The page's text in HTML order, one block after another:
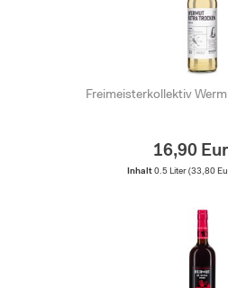
Freimeisterkollektiv
16,90
Inhalt 0.5 Liter (33,80